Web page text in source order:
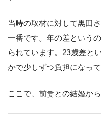
当時の取材に対して黒田
一番です。年の差という
られています。23歳差と
かで少しずつ負担になっ
ここで、前妻との結婚か